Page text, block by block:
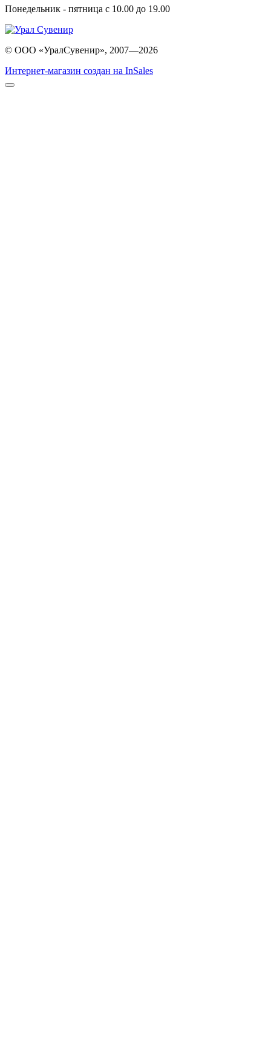
Понедельник - пятница с 10.00 до 19.00
© ООО «УралСувенир», 2007—2026
Интернет-магазин создан на InSales